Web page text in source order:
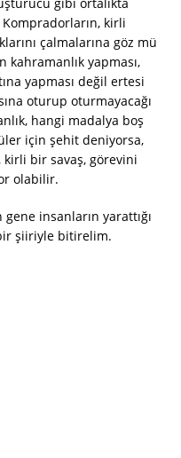
Kompradorların, kirli
çalmalarına göz mü
kahramanlık yapması,
yapması değil ertesi
oturup oturmayacağı
hangi madalya boş
için şehit deniyorsa,
bir savaş, görevini
olabilir.
insanların yarattığı
şiiriyle bitirelim.